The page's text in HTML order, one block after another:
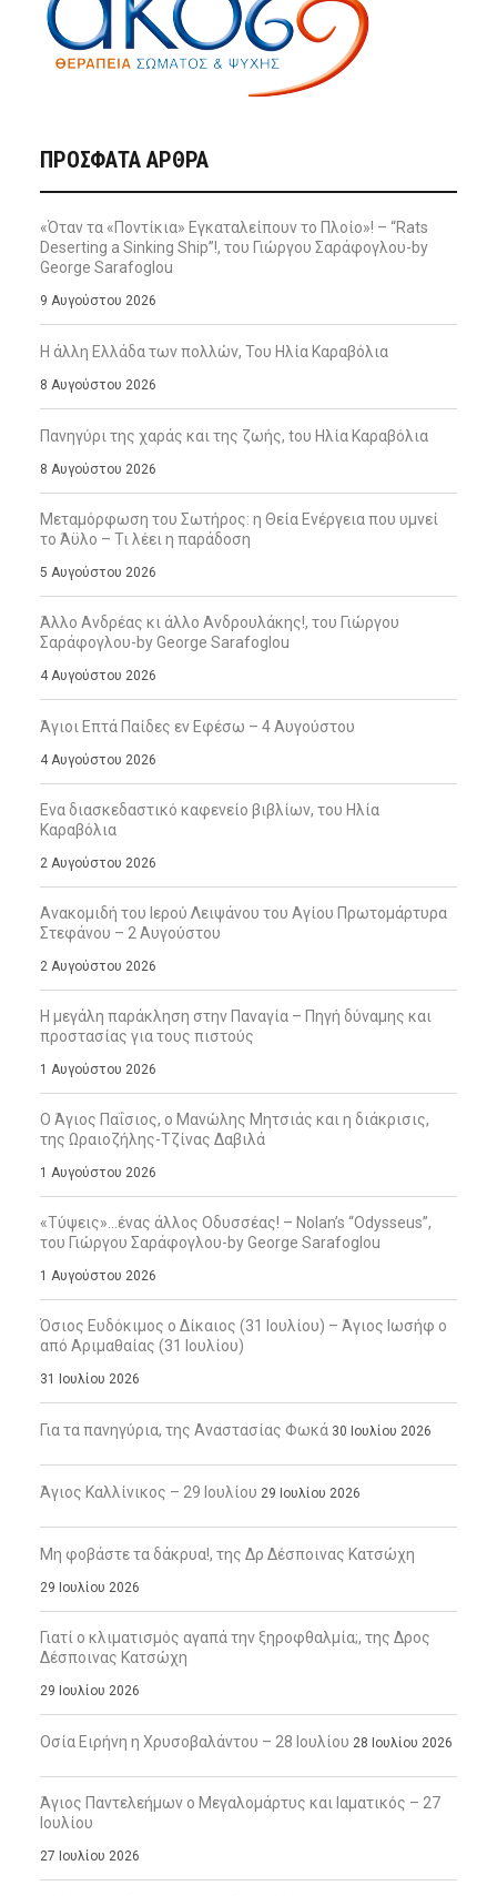
ΠΡΌΣΦΑΤΑ ΆΡΘΡΑ
«Όταν τα «Ποντίκια» Εγκαταλείπουν το Πλοίο»! – “Rats
Deserting a Sinking Ship”!, του Γιώργου Σαράφογλου-by
George Sarafoglou
9 Αυγούστου 2026
Η άλλη Ελλάδα των πολλών, Του Ηλία Καραβόλια
8 Αυγούστου 2026
Πανηγύρι της χαράς και της ζωής, tου Ηλία Καραβόλια
8 Αυγούστου 2026
Μεταμόρφωση του Σωτήρος: η Θεία Ενέργεια που υμνεί
το Άϋλο – Τι λέει η παράδοση
5 Αυγούστου 2026
Άλλο Ανδρέας κι άλλο Ανδρουλάκης!, του Γιώργου
Σαράφογλου-by George Sarafoglou
4 Αυγούστου 2026
Άγιοι Επτά Παίδες εν Εφέσω – 4 Αυγούστου
4 Αυγούστου 2026
Ενα διασκεδαστικό καφενείο βιβλίων, του Ηλία
Καραβόλια
2 Αυγούστου 2026
Ανακομιδή του Ιερού Λειψάνου του Αγίου Πρωτομάρτυρα
Στεφάνου – 2 Αυγούστου
2 Αυγούστου 2026
Η μεγάλη παράκληση στην Παναγία – Πηγή δύναμης και
προστασίας για τους πιστούς
1 Αυγούστου 2026
Ο Άγιος Παΐσιος, ο Μανώλης Μητσιάς και η διάκρισις,
της Ωραιοζήλης-Τζίνας Δαβιλά
1 Αυγούστου 2026
«Τύψεις»…ένας άλλος Οδυσσέας! – Nolan’s “Odysseus”,
του Γιώργου Σαράφογλου-by George Sarafoglou
1 Αυγούστου 2026
Όσιος Ευδόκιμος ο Δίκαιος (31 Ιουλίου) – Άγιος Ιωσήφ ο
από Αριμαθαίας (31 Ιουλίου)
31 Ιουλίου 2026
Για τα πανηγύρια, της Αναστασίας Φωκά 30 Ιουλίου 2026
Άγιος Καλλίνικος – 29 Ιουλίου 29 Ιουλίου 2026
Μη φοβάστε τα δάκρυα!, της Δρ Δέσποινας Κατσώχη
29 Ιουλίου 2026
Γιατί ο κλιματισμός αγαπά την ξηροφθαλμία;, της Δρος
Δέσποινας Κατσώχη
29 Ιουλίου 2026
Οσία Ειρήνη η Χρυσοβαλάντου – 28 Ιουλίου 28 Ιουλίου 2026
Άγιος Παντελεήμων ο Μεγαλομάρτυς και Ιαματικός – 27
Ιουλίου
27 Ιουλίου 2026